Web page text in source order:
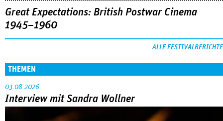
Great Expectations: British Postwar Cinema
1945–1960
ALLE FESTIVALBERICHTE
THEMEN
03.08.2026
Interview mit Sandra Wollner